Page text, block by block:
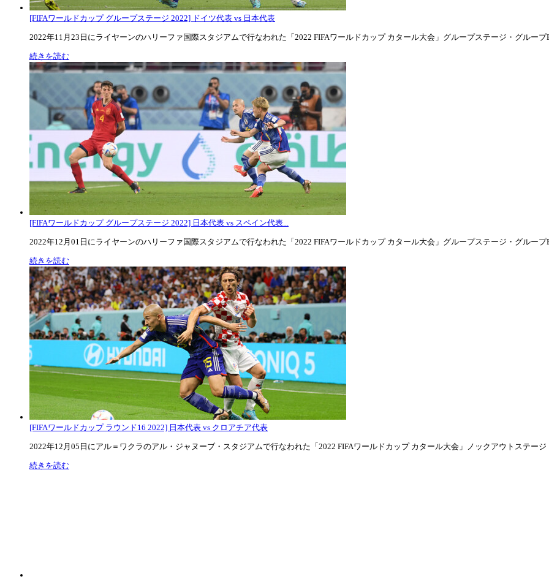
[FIFAワールドカップ グループステージ 2022] ドイツ代表 vs 日本代表
2022年11月23日にライヤーンのハリーファ国際スタジアムで行なわれた「2022 FIFAワールドカップ カタール大会」グループステージ・グループ
続きを読む
[FIFAワールドカップ グループステージ 2022] 日本代表 vs スペイン代表...
2022年12月01日にライヤーンのハリーファ国際スタジアムで行なわれた「2022 FIFAワールドカップ カタール大会」グループステージ・グループ
続きを読む
[FIFAワールドカップ ラウンド16 2022] 日本代表 vs クロアチア代表
2022年12月05日にアル＝ワクラのアル・ジャヌーブ・スタジアムで行なわれた「2022 FIFAワールドカップ カタール大会」ノックアウトステージ
続きを読む